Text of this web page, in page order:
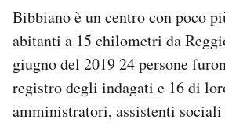
Bibbiano è un centro con poco
abitanti a 15 chilometri da
giugno del 2019 24 persone
registro degli indagati e 16 di
amministratori, assistenti sociali